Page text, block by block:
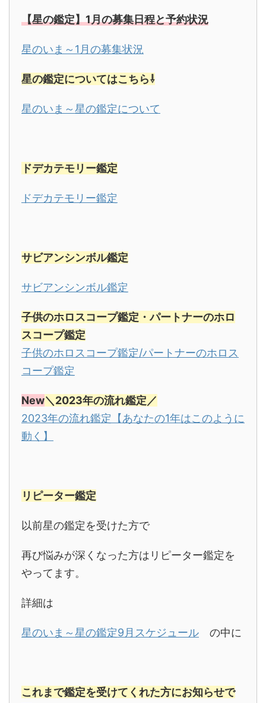
【星の鑑定】1月の募集日程と予約状況
星のいま～1月の募集状況
星の鑑定についてはこちら⇩
星のいま～星の鑑定について
ドデカテモリー鑑定
ドデカテモリー鑑定
サビアンシンボル鑑定
サビアンシンボル鑑定
子供のホロスコープ鑑定・パートナーのホロ
スコープ鑑定
子供のホロスコープ鑑定/パートナーのホロス
コープ鑑定
New＼ 2023年の流れ鑑定／
2023年の流れ鑑定【あなたの1年はこのように
動く】
リピーター鑑定
以前星の鑑定を受けた方で
再び悩みが深くなった方はリピーター鑑定を
やってます。
詳細は
星のいま～星の鑑定9月スケジュール の中に
これまで鑑定を受けてくれた方にお知らせで